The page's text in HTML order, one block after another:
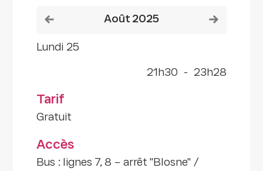
Voir le mois précédentaoût 2025
lundi 25
21h30 - 23h28
Tarif
Gratuit
Accès
Bus : lignes 7, 8 – arrêt "Blosne" /